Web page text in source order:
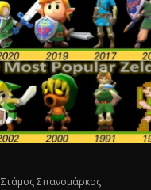
Στάμος Σπανομάρκος